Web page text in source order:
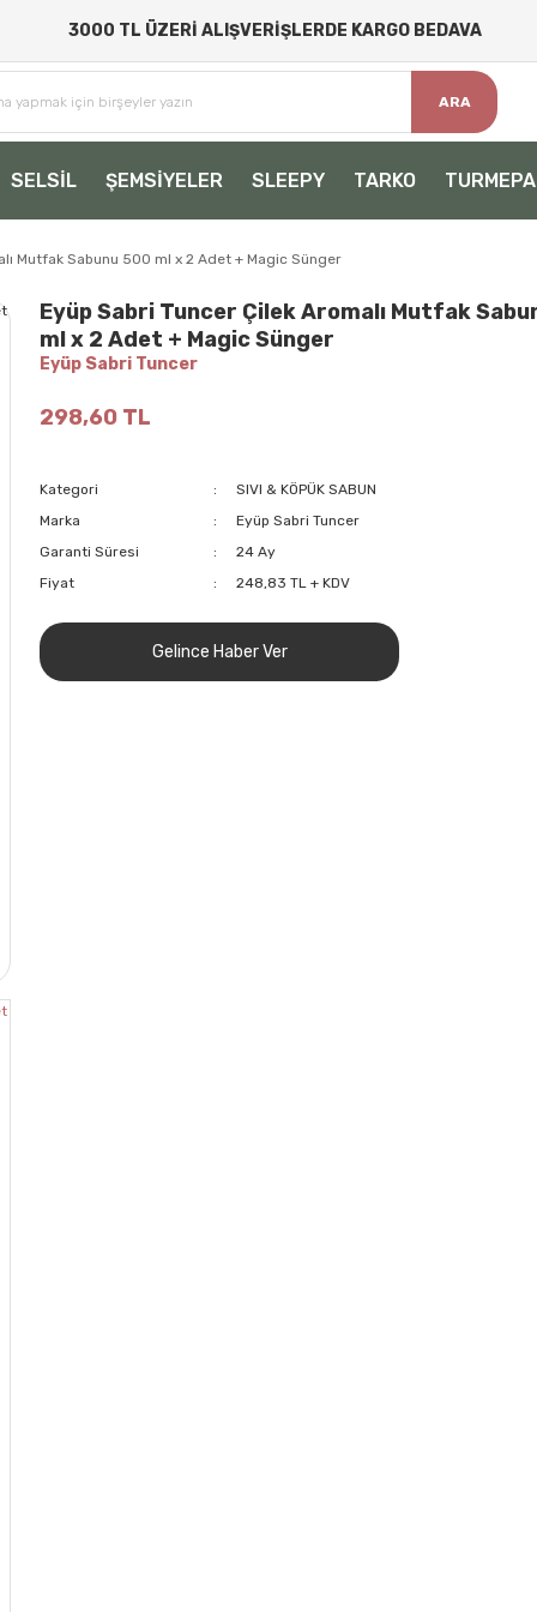
3000 TL ÜZERİ ALIŞVERİŞLERDE KARGO BEDAVA
ARA
SELSİL ŞEMSİYELER SLEEPY TARKO TURMEPA
Mutfak Sabunu 500 ml x 2 Adet + Magic Sünger
Eyüp Sabri Tuncer Çilek Aromalı Mutfak
ml x 2 Adet + Magic Sünger
Eyüp Sabri Tuncer
298,60 TL
Kategori
SIVI & KÖPÜK SABUN
Marka
Eyüp Sabri Tuncer
Garanti Süresi
24 Ay
Fiyat
248,83 TL + KDV
Gelince Haber Ver